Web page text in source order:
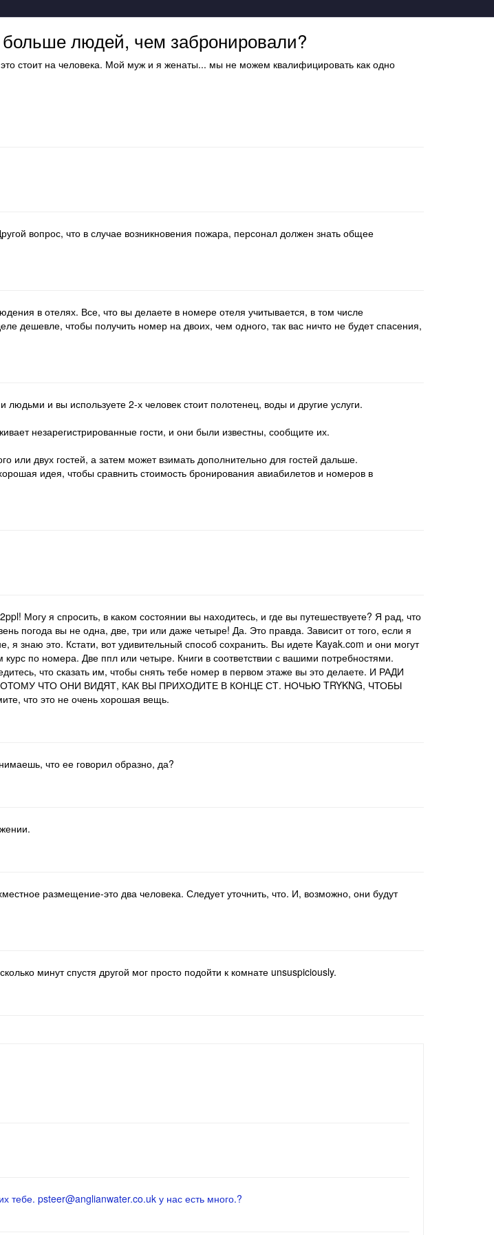
больше людей, чем забронировали?
стоит на человека. Мой муж и я женаты... мы не можем квалифицировать как одно
вопрос, что в случае возникновения пожара, персонал должен знать общее
в отелях. Все, что вы делаете в номере отеля учитывается, в том числе
дешевле, чтобы получить номер на двоих, чем одного, так вас ничто не будет спасения,
и вы используете 2-х человек стоит полотенец, воды и другие услуги.
незарегистрированные гости, и они были известны, сообщите их.
или двух гостей, а затем может взимать дополнительно для гостей дальше.
идея, чтобы сравнить стоимость бронирования авиабилетов и номеров в
Могу я спросить, в каком состоянии вы находитесь, и где вы путешествуете? Я рад, что
погода вы не одна, две, три или даже четыре! Да. Это правда. Зависит от того, если я
знаю это. Кстати, вот удивительный способ сохранить. Вы идете Kayak.com и они могут
по номера. Две ппл или четыре. Книги в соответствии с вашими потребностями.
что сказать им, чтобы снять тебе номер в первом этаже вы это делаете. И РАДИ
ЧТО ОНИ ВИДЯТ, КАК ВЫ ПРИХОДИТЕ В КОНЦЕ СТ. НОЧЬЮ TRYKNG, ЧТОБЫ
что это не очень хорошая вещь.
что ее говорил образно, да?
размещение-это два человека. Следует уточнить, что. И, возможно, они будут
минут спустя другой мог просто подойти к комнате unsuspiciously.
тебе. psteer@anglianwater.co.uk у нас есть много.?